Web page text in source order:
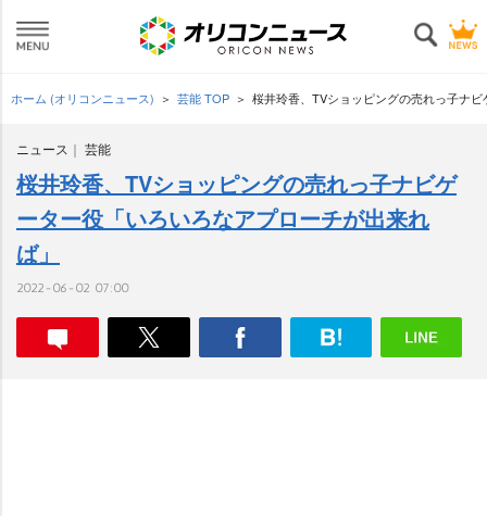
ホーム (オリコンニュース) 芸能 TOP 桜井玲香、TVショッピングの売れっ子ナ
ニュース 芸能
桜井玲香、TVショッピングの売れっ子ナビゲ
ーター役「いろいろなアプローチが出来れ
ば」
2022-06-02 07:00